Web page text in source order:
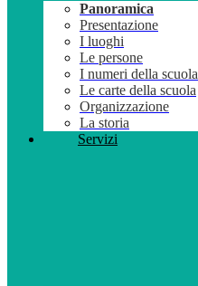
Panoramica
Presentazione
I luoghi
Le persone
I numeri della scuola
Le carte della scuola
Organizzazione
La storia
Servizi